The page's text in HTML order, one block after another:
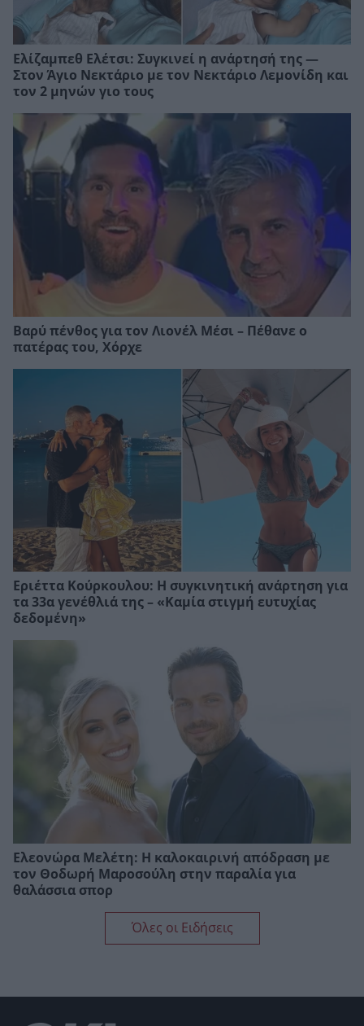
Ελίζαμπεθ Ελέτσι: Συγκινεί η ανάρτησή της —
Στον Άγιο Νεκτάριο με τον Νεκτάριο Λεμονίδη και
τον 2 μηνών γιο τους
Βαρύ πένθος για τον Λιονέλ Μέσι – Πέθανε ο
πατέρας του, Χόρχε
Εριέττα Κούρκουλου: Η συγκινητική ανάρτηση για
τα 33α γενέθλιά της – «Καμία στιγμή ευτυχίας
δεδομένη»
Ελεονώρα Μελέτη: Η καλοκαιρινή απόδραση με
τον Θοδωρή Μαροσούλη στην παραλία για
θαλάσσια σπορ
Όλες οι Ειδήσεις